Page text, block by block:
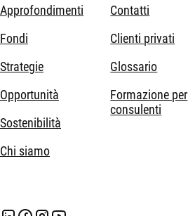
Approfondimenti
Fondi
Strategie
Opportunità
Sostenibilità
Chi siamo
Contatti
Clienti privati
Glossario
Formazione per
consulenti